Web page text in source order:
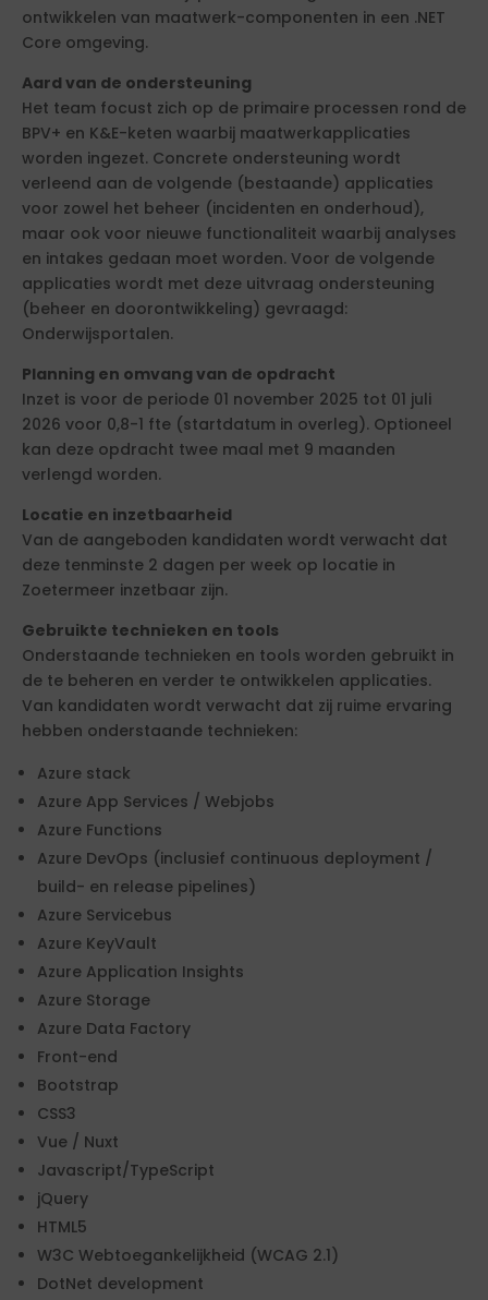
ontwikkelen van maatwerk-componenten in een .NET
Core omgeving.
Aard van de ondersteuning
Het team focust zich op de primaire processen rond de
BPV+ en K&E-keten waarbij maatwerkapplicaties
worden ingezet. Concrete ondersteuning wordt
verleend aan de volgende (bestaande) applicaties
voor zowel het beheer (incidenten en onderhoud),
maar ook voor nieuwe functionaliteit waarbij analyses
en intakes gedaan moet worden. Voor de volgende
applicaties wordt met deze uitvraag ondersteuning
(beheer en doorontwikkeling) gevraagd:
Onderwijsportalen.
Planning en omvang van de opdracht
Inzet is voor de periode 01 november 2025 tot 01 juli
2026 voor 0,8-1 fte (startdatum in overleg). Optioneel
kan deze opdracht twee maal met 9 maanden
verlengd worden.
Locatie en inzetbaarheid
Van de aangeboden kandidaten wordt verwacht dat
deze tenminste 2 dagen per week op locatie in
Zoetermeer inzetbaar zijn.
Gebruikte technieken en tools
Onderstaande technieken en tools worden gebruikt in
de te beheren en verder te ontwikkelen applicaties.
Van kandidaten wordt verwacht dat zij ruime ervaring
hebben onderstaande technieken:
Azure stack
Azure App Services / Webjobs
Azure Functions
Azure DevOps (inclusief continuous deployment /
build- en release pipelines)
Azure Servicebus
Azure KeyVault
Azure Application Insights
Azure Storage
Azure Data Factory
Front-end
Bootstrap
CSS3
Vue / Nuxt
Javascript/TypeScript
jQuery
HTML5
W3C Webtoegankelijkheid (WCAG 2.1)
DotNet development